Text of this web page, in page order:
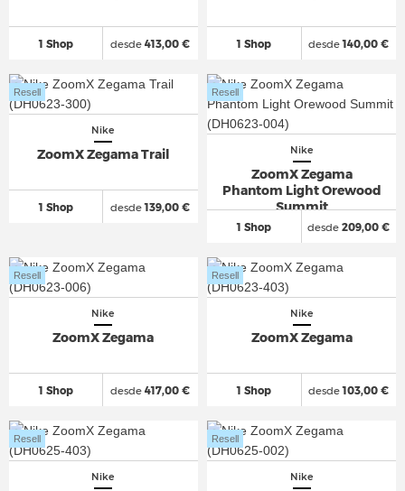
1 Shop desde 413,00 € 1 Shop desde140,00 €
Nike
ZoomX Zegama Trail
1 Shop
Resell
desde139,00 €
Nike
ZoomX Zegama
Phantom Light Orewood
Summit
1 Shop
Resell
desde 209,00 €
Nike
ZoomX Zegama
1 Shop
Resell
desde 417,00 €
Nike
ZoomX Zegama
1 Shop
Resell
desde103,00 €
Nike
Resell
Nike
Resell